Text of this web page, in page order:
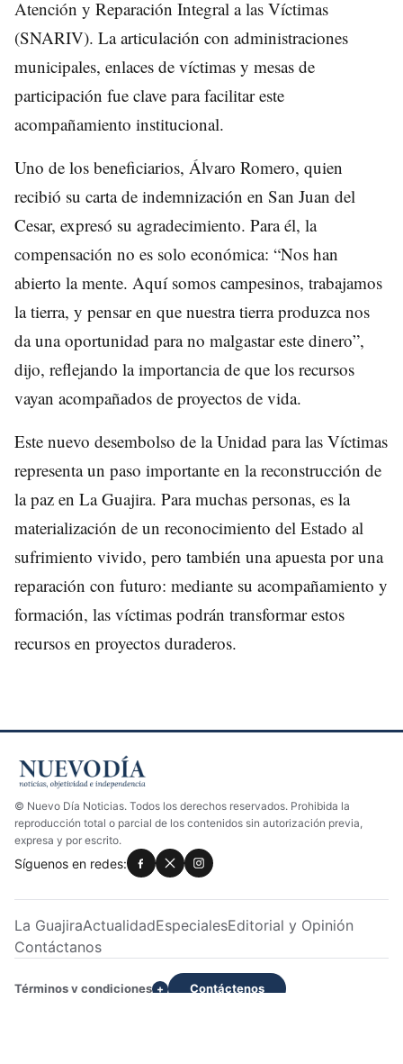
Atención y Reparación Integral a las Víctimas
(SNARIV). La articulación con administraciones
municipales, enlaces de víctimas y mesas de
participación fue clave para facilitar este
acompañamiento institucional.
Uno de los beneficiarios, Álvaro Romero, quien
recibió su carta de indemnización en San Juan del
Cesar, expresó su agradecimiento. Para él, la
compensación no es solo económica: “Nos han
abierto la mente. Aquí somos campesinos, trabajamos
la tierra, y pensar en que nuestra tierra produzca nos
da una oportunidad para no malgastar este dinero”,
dijo, reflejando la importancia de que los recursos
vayan acompañados de proyectos de vida.
Este nuevo desembolso de la Unidad para las Víctimas
representa un paso importante en la reconstrucción de
la paz en La Guajira. Para muchas personas, es la
materialización de un reconocimiento del Estado al
sufrimiento vivido, pero también una apuesta por una
reparación con futuro: mediante su acompañamiento y
formación, las víctimas podrán transformar estos
recursos en proyectos duraderos.
© Nuevo Día Noticias. Todos los derechos reservados. Prohibida la
reproducción total o parcial de los contenidos sin autorización previa,
expresa y por escrito.
Síguenos en redes:
La GuajiraActualidadEspecialesEditorial y Opinión
Contáctanos
Términos y condiciones +
Contáctenos